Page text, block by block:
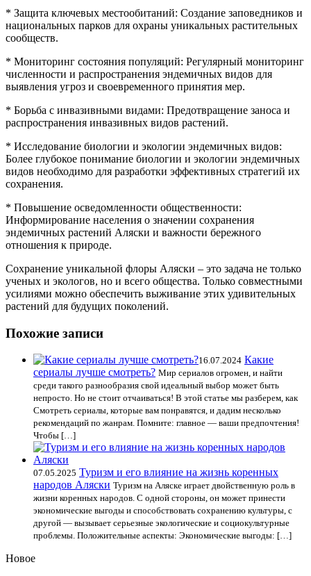
* Защита ключевых местообитаний: Создание заповедников и
национальных парков для охраны уникальных растительных
сообществ.
* Мониторинг состояния популяций: Регулярный мониторинг
численности и распространения эндемичных видов для
выявления угроз и своевременного принятия мер.
* Борьба с инвазивными видами: Предотвращение заноса и
распространения инвазивных видов растений.
* Исследование биологии и экологии эндемичных видов:
Более глубокое понимание биологии и экологии эндемичных
видов необходимо для разработки эффективных стратегий их
сохранения.
* Повышение осведомленности общественности:
Информирование населения о значении сохранения
эндемичных растений Аляски и важности бережного
отношения к природе.
Сохранение уникальной флоры Аляски – это задача не только
ученых и экологов, но и всего общества. Только совместными
усилиями можно обеспечить выживание этих удивительных
растений для будущих поколений.
Похожие записи
16.07.2024 Какие
сериалы лучше смотреть? Мир сериалов огромен, и найти
среди такого разнообразия свой идеальный выбор может быть
непросто. Но не стоит отчаиваться! В этой статье мы разберем, как
Смотреть сериалы, которые вам понравятся, и дадим несколько
рекомендаций по жанрам. Помните: главное — ваши предпочтения!
Чтобы […]
07.05.2025 Туризм и его влияние на жизнь коренных
народов Аляски Туризм на Аляске играет двойственную роль в
жизни коренных народов. С одной стороны, он может принести
экономические выгоды и способствовать сохранению культуры, с
другой — вызывает серьезные экологические и социокультурные
проблемы. Положительные аспекты: Экономические выгоды: […]
Новое